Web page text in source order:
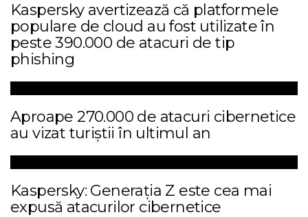
Kaspersky avertizează că platformele
populare de cloud au fost utilizate în
peste 390.000 de atacuri de tip
phishing
Aproape 270.000 de atacuri cibernetice
au vizat turiștii în ultimul an
Kaspersky: Generația Z este cea mai
expusă atacurilor cibernetice